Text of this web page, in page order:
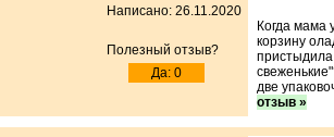
Написано: 26.11.2020
Полезный отзыв?
Да: 0
Когда мама
корзину
пристыдила
две
отзыв »